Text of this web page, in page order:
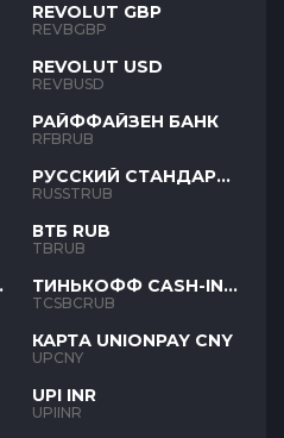
REVOLUT GBP
REVBGBP
REVOLUT USD
REVBUSD
РАЙФФАЙЗЕН БАНК
RFBRUB
РУССКИЙ СТАНДАРТ
RUB
RUSSTRUB
ВТБ RUB
TBRUB
ТИНЬКОФФ CASH-IN
RUB
TCSBCRUB
КАРТА UNIONPAY CNY
UPCNY
UPI INR
UPIINR